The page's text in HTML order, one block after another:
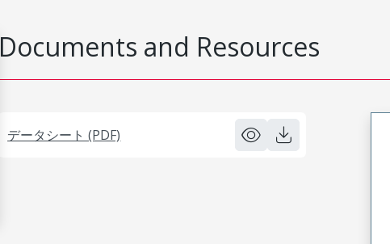
Documents and Resources
データシート (PDF)